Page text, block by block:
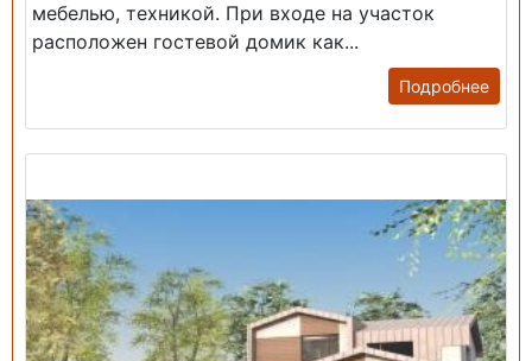
мебелью, техникой. При входе на участок
расположен гостевой домик как...
Подробнее